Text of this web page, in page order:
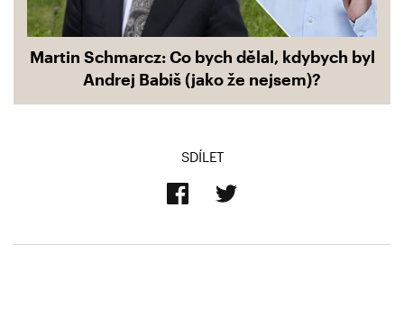
Martin Schmarcz: Co bych dělal, kdybych byl
Andrej Babiš (jako že nejsem)?
SDÍLET